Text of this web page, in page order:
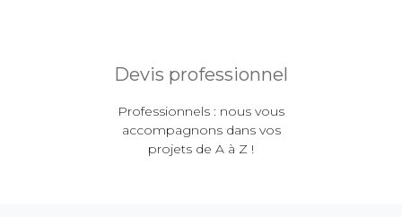
Devis professionnel
Professionnels : nous vous
accompagnons dans vos
projets de A à Z !